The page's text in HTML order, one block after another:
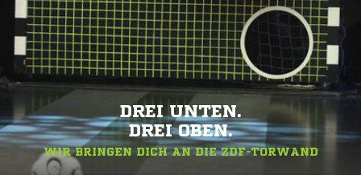
DREI UNTEN.
DREI OBEN.
WIR BRINGEN DICH AN DIE ZDF-TORWAND